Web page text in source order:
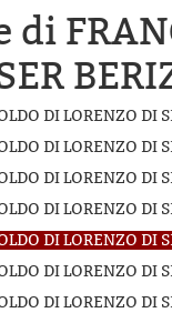
DI LORENZO DI
DI LORENZO DI
DI LORENZO DI
DI LORENZO DI
DI LORENZO DI
DI LORENZO DI
DI LORENZO DI